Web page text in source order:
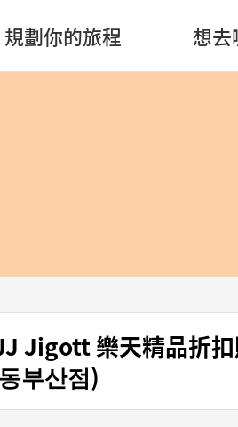
規劃你的旅程 想去
Jigott 樂天精品折
부산점)